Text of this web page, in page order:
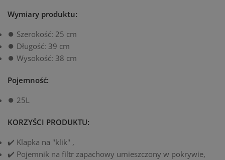
Wymiary produktu:
⏺️ Szerokość: 25 cm
⏺️ Długość: 39 cm
⏺️ Wysokość: 38 cm
Pojemność:
⏺️ 25L
KORZYŚCI PRODUKTU:
✔️ Klapka na "klik" ,
✔️ Pojemnik na filtr zapachowy umieszczony w pokrywie,